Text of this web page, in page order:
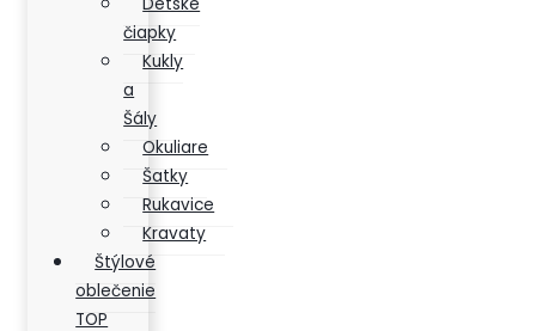
Detské
čiapky
Kukly
a
Šály
Okuliare
Šatky
Rukavice
Kravaty
Štýlové
oblečenie
TOP